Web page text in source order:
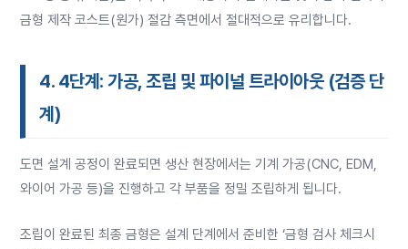
금형 제작 코스트(원가) 절감 측면에서 절대적으로 유리합니다.
4. 4단계: 가공, 조립 및 파이널 트라이아웃 (검증 단
계)
도면 설계 공정이 완료되면 생산 현장에서는 기계 가공(CNC, EDM,
와이어 가공 등)을 진행하고 각 부품을 정밀 조립하게 됩니다.
조립이 완료된 최종 금형은 설계 단계에서 준비한 ‘금형 검사 체크시